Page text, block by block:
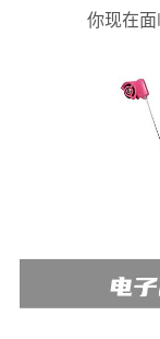
你现在面